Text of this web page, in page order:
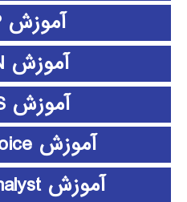
آموزش EMTP
آموزش ePLAN
آموزش ETABS
آموزش expert choice
آموزش Frontier Analyst